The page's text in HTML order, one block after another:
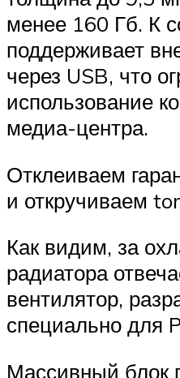
менее 160 Гб. К
поддерживает
через USB, что
использование
медиа-центра.
Отклеиваем
и откручиваем
Как видим, за
радиатора
вентилятор,
специально для
Массивный блок